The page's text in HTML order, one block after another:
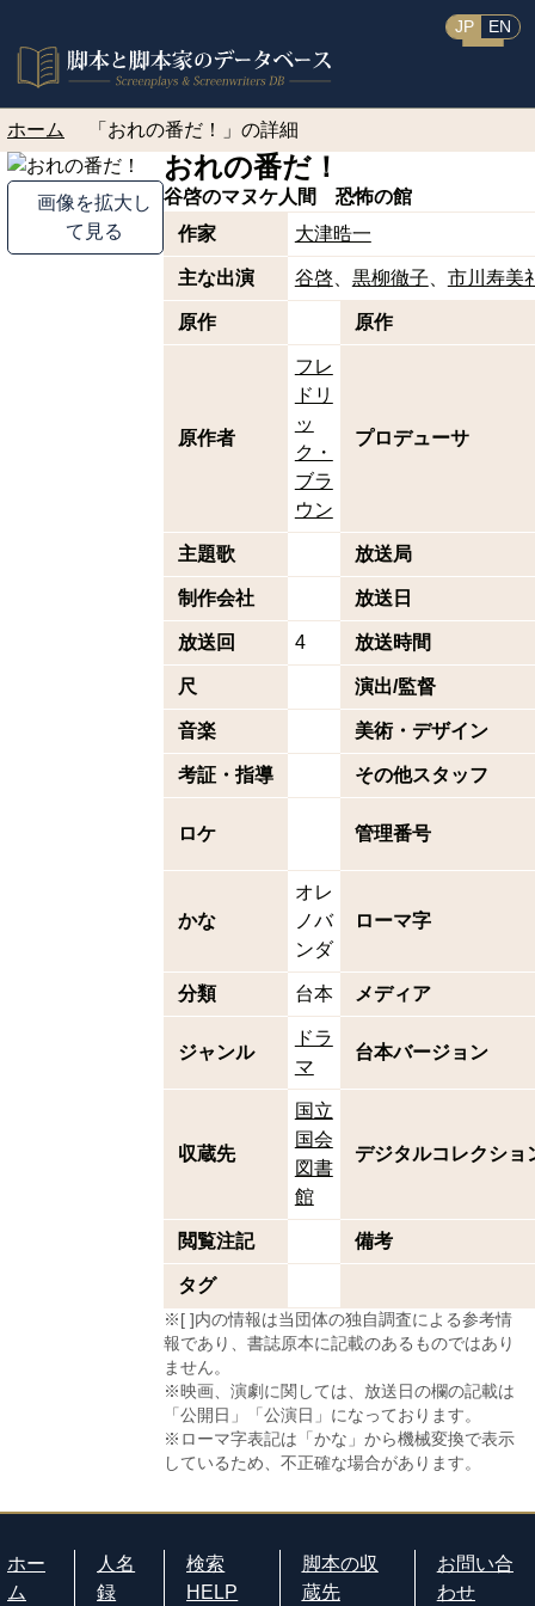
JP EN
ホーム 「おれの番だ！」の詳細
画像を拡大し
て見る
おれの番だ！
谷啓のマヌケ人間 恐怖の館
作家
大津晧一
主な出演 谷啓 黒柳徹子 市川寿美
原作 原作
原作者
フレ
ドリ
ッ
ク・
ブラ
ウン
プロデューサ
主題歌 放送局
制作会社 放送日
放送回 4 放送時間
尺 演出/監督
音楽 美術・デザイン
考証・指導 その他スタッフ
ロケ 管理番号
かな
オレ
ノバ
ンダ
ローマ字
分類 台本 メディア
ジャンル
ドラ
マ
台本バージョン
収蔵先
国立
国会
図書
館
デジタルコレクショ
閲覧注記 備考
タグ
※[ ]内の情報は当団体の独自調査による参考情
報であり、書誌原本に記載のあるものではあり
ません。
※映画、演劇に関しては、放送日の欄の記載は
「公開日」「公演日」になっております。
※ローマ字表記は「かな」から機械変換で表示
しているため、不正確な場合があります。
ホー
ム
人名
録
検索
HELP
脚本の収
蔵先
お問い合
わせ